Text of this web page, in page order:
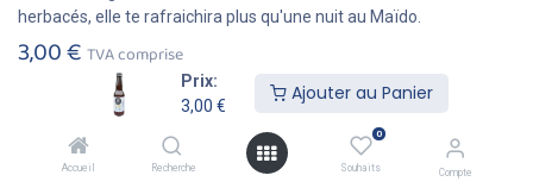
Prix:
3,00 €
Ajouter au Panier
Accueil Recherche
0
Souhaits Compte
herbacés, elle te rafraichira plus qu'une nuit au Maïdo.
3,00€ TVA comprise